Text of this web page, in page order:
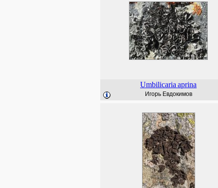
Umbilicaria aprina
Игорь Евдокимов